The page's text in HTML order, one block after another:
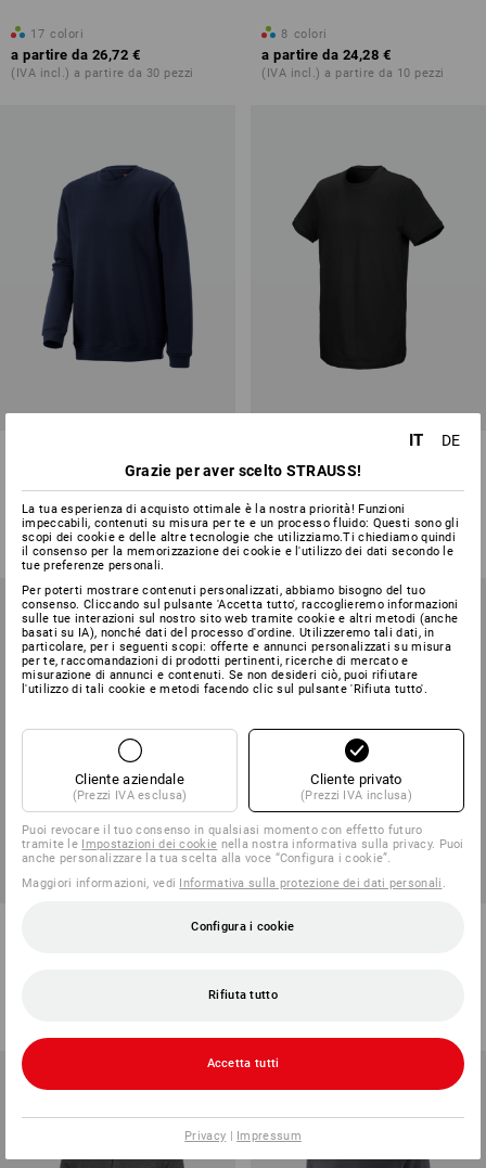
17 colori
a partire da 26,72 €
(IVA incl.) a partire da 30 pezzi
8 colori
a partire da 24,28 €
(IVA incl.) a partire da 10 pezzi
6 colori
a partire da 20,37 €
(IVA incl.) a partire da 100 pezzi
e.s. t-shirt cotton stretch, long
fit
16 colori
a partire da 12,08 €
(IVA incl.) a partire da 30 pezzi
e.s. felpa aperta con cappuccio
e.s. polo in piqué cotton stretch
a partire da
IT
DE
Grazie per aver scelto STRAUSS!
La tua esperienza di acquisto ottimale è la nostra priorità! Funzioni
impeccabili, contenuti su misura per te e un processo fluido: Questi sono gli
scopi dei cookie e delle altre tecnologie che utilizziamo.Ti chiediamo quindi
il consenso per la memorizzazione dei cookie e l'utilizzo dei dati secondo le
tue preferenze personali.
Per poterti mostrare contenuti personalizzati, abbiamo bisogno del tuo
consenso. Cliccando sul pulsante 'Accetta tutto', raccoglieremo informazioni
sulle tue interazioni sul nostro sito web tramite cookie e altri metodi (anche
basati su IA), nonché dati del processo d'ordine. Utilizzeremo tali dati, in
particolare, per i seguenti scopi: offerte e annunci personalizzati su misura
per te, raccomandazioni di prodotti pertinenti, ricerche di mercato e
misurazione di annunci e contenuti. Se non desideri ciò, puoi rifiutare
l'utilizzo di tali cookie e metodi facendo clic sul pulsante 'Rifiuta tutto'.
Cliente aziendale
(Prezzi IVA esclusa)
Cliente privato
(Prezzi IVA inclusa)
Puoi revocare il tuo consenso in qualsiasi momento con effetto futuro
tramite le Impostazioni dei cookie nella nostra informativa sulla privacy. Puoi
anche personalizzare la tua scelta alla voce “Configura i cookie”.
Maggiori informazioni, vedi Informativa sulla protezione dei dati personali .
Configura i cookie
Rifiuta tutto
Accetta tutti
Privacy | Impressum